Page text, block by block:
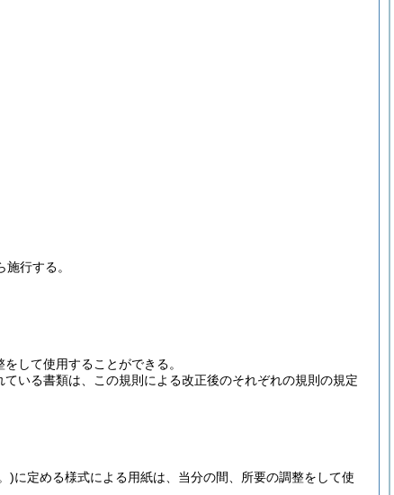
行する。
して使用することができる。
いる書類は、この規則による改正後のそれぞれの規則の規定
)に定める様式による用紙は、当分の間、所要の調整をして使